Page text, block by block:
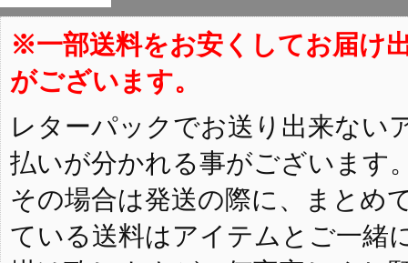
※一部送料をお安くしてお届け
がございます。
レターパックでお送り出来ない
払いが分かれる事がございます
その場合は発送の際に、まとめ
ている送料はアイテムとご一緒